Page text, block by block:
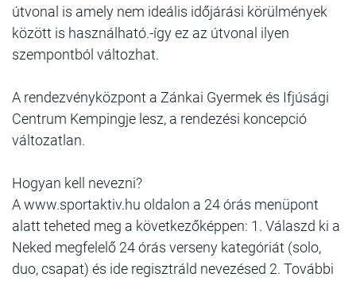
útvonal is amely nem ideális időjárási körülmények
között is használható.-így ez az útvonal ilyen
szempontból változhat.
A rendezvényközpont a Zánkai Gyermek és Ifjúsági
Centrum Kempingje lesz, a rendezési koncepció
változatlan.
Hogyan kell nevezni?
A www.sportaktiv.hu oldalon a 24 órás menüpont
alatt teheted meg a következőképpen: 1. Válaszd ki a
Neked megfelelő 24 órás verseny kategóriát (solo,
duo, csapat) és ide regisztráld nevezésed 2. További